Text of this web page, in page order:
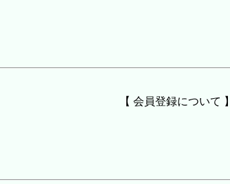
【 会員登録について 】